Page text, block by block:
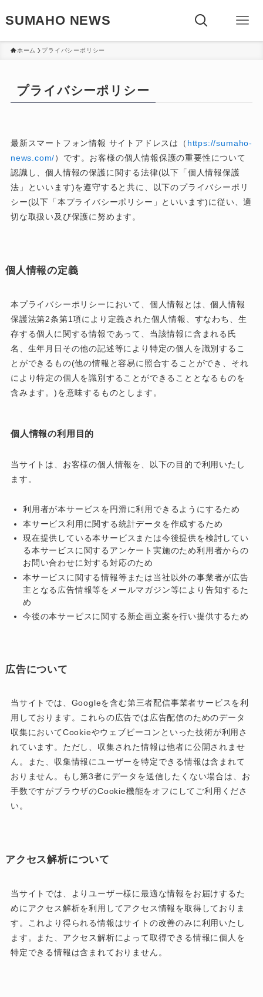
SUMAHO NEWS
ホーム プライバシーポリシー
プライバシーポリシー
最新スマートフォン情報 サイトアドレスは（ https://sumaho-
news.com/）です。お客様の個人情報保護の重要性について
認識し、個人情報の保護に関する法律(以下「個人情報保護
法」といいます)を遵守すると共に、以下のプライバシーポリ
シー(以下「本プライバシーポリシー」といいます)に従い、適
切な取扱い及び保護に努めます。
個人情報の定義
本プライバシーポリシーにおいて、個人情報とは、個人情報
保護法第2条第1項により定義された個人情報、すなわち、生
存する個人に関する情報であって、当該情報に含まれる氏
名、生年月日その他の記述等により特定の個人を識別するこ
とができるもの(他の情報と容易に照合することができ、それ
により特定の個人を識別することができることとなるものを
含みます。)を意味するものとします。
個人情報の利用目的
当サイトは、お客様の個人情報を、以下の目的で利用いたし
ます。
利用者が本サービスを円滑に利用できるようにするため
本サービス利用に関する統計データを作成するため
現在提供している本サービスまたは今後提供を検討してい
る本サービスに関するアンケート実施のため利用者からの
お問い合わせに対する対応のため
本サービスに関する情報等または当社以外の事業者が広告
主となる広告情報等をメールマガジン等により告知するた
め
今後の本サービスに関する新企画立案を行い提供するため
広告について
当サイトでは、Googleを含む第三者配信事業者サービスを利
用しております。これらの広告では広告配信のためのデータ
収集においてCookieやウェブビーコンといった技術が利用さ
れています。ただし、収集された情報は他者に公開されませ
ん。また、収集情報にユーザーを特定できる情報は含まれて
おりません。もし第3者にデータを送信したくない場合は、お
手数ですがブラウザのCookie機能をオフにしてご利用くださ
い。
アクセス解析について
当サイトでは、よりユーザー様に最適な情報をお届けするた
めにアクセス解析を利用してアクセス情報を取得しておりま
す。これより得られる情報はサイトの改善のみに利用いたし
ます。また、アクセス解析によって取得できる情報に個人を
特定できる情報は含まれておりません。